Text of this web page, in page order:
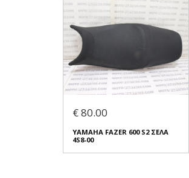
€ 80.00
YAMAHA FAZER 600 S2 ΣΕΛΑ
4S8-00